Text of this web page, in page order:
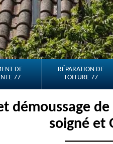
DE
77
RÉPARATION DE
TOITURE 77
démoussage
soigné et